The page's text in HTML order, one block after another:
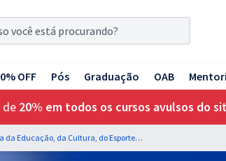
OFF Pós Graduação OAB
de 20% em todos os cursos avulsos do
SEEC RN - Secretaria da Educação, da Cultura, do Esporte e do Lazer do Rio Grande do Norte - Professor de Língua Portuguesa